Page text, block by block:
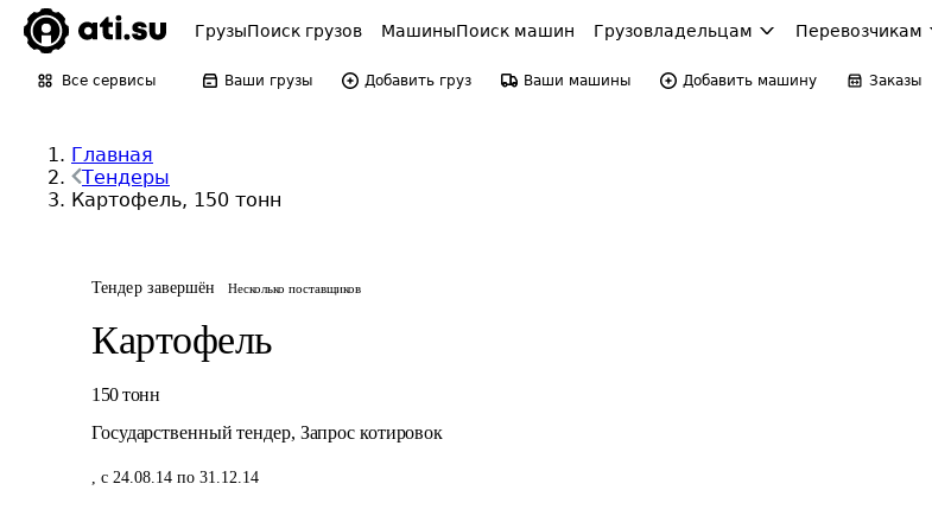
ГрузыПоиск грузов МашиныПоиск машин Грузовладельцам Перевозчикам
Все сервисы Ваши грузы Добавить груз Ваши машины Добавить машину Заказы
Главная
Тендеры
Картофель, 150 тонн
Тендер завершён Несколько поставщиков
Картофель
150 тонн
Государственный тендер, Запрос котировок
, с 24.08.14 по 31.12.14